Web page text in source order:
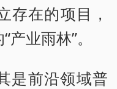
存在的项目，
业雨林”。
是前沿领域普